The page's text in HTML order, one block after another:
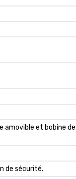
amovible et bobine
de sécurité.